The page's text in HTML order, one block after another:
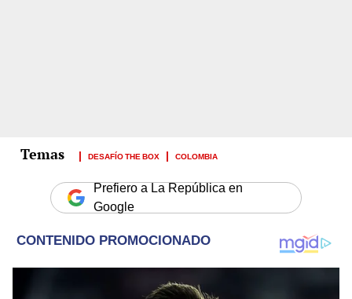
DESAFÍO THE BOX COLOMBIA
Prefiero a La República en
Google